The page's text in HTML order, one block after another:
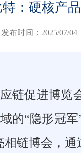
：硬核产
发布时间：2025/07/04
链促进博览
的“隐形冠
相链博会，